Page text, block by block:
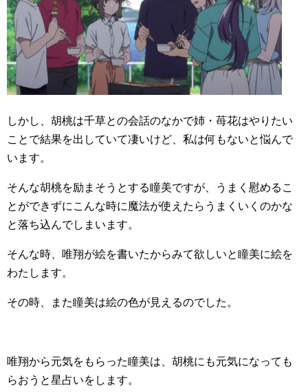
しかし、胡桃は千草との会話のなかで姉・苺花はやりたい
ことで結果を出していて凄いけど、私は何もないと悩んで
います。
そんな胡桃を励まそうとする瞳美ですが、うまく慰めるこ
とができずにこんな時に魔法が使えたらうまくいくのかな
と落ち込んでしまいます。
そんな時、唯翔が絵を書いたからみて欲しいと瞳美に絵を
わたします。
その時、また瞳美は絵の色が見えるのでした。
唯翔から元気をもらった瞳美は、胡桃にも元気になっても
らおうと星占いをします。